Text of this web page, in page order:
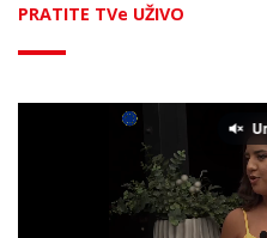
PRATITE TVe UŽIVO